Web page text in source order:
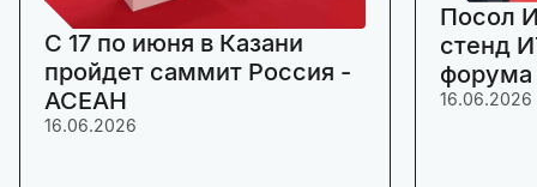
C 17 по июня в Казани
пройдет саммит Россия -
АСЕАН
16.06.2026
Посол
стенд
16.06.2026